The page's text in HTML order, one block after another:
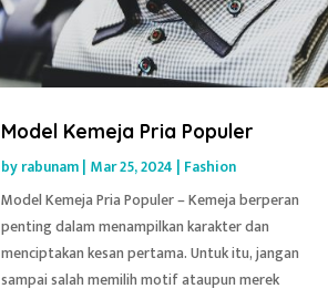
Model Kemeja Pria Populer
byrabunam| Mar 25, 2024 | Fashion
Model Kemeja Pria Populer – Kemeja berperan
penting dalam menampilkan karakter dan
menciptakan kesan pertama. Untuk itu, jangan
sampai salah memilih motif ataupun merek